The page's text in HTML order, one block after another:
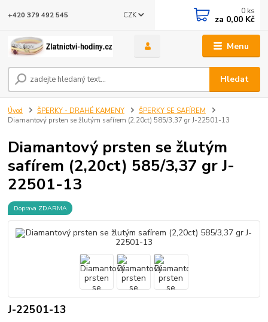
Menu
CZK
Hledat
+420 379 492 545 0 ks
za 0,00 Kč
Úvod ŠPERKY - DRAHÉ KAMENY
ŠPERKY SE SAFÍREM
Diamantový prsten se žlutým safírem (2,20ct) 585/3,37 gr J-22501-13
Diamantový prsten se žlutým
safírem (2,20ct) 585/3,37 gr J-
22501-13
Doprava ZDARMA
J-22501-13